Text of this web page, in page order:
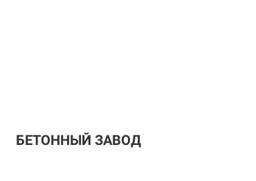
БЕТОННЫЙ ЗАВОД